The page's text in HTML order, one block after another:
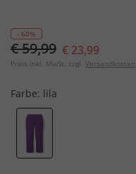
- 60%
€ 59,99 € 23,99
Preis inkl. MwSt. zzgl. Versandkosten
Farbe: lila